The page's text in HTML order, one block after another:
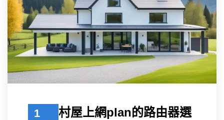
1
村屋上網plan的路由器選